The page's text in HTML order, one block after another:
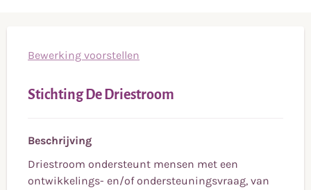
Bewerking voorstellen
Stichting De Driestroom
Beschrijving
Driestroom ondersteunt mensen met een
ontwikkelings- en/of ondersteuningsvraag, van